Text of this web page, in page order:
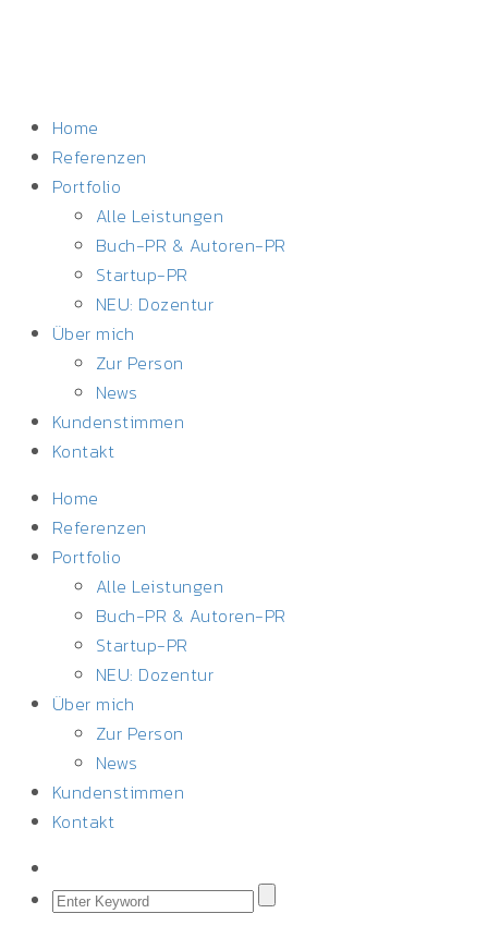
Home
Referenzen
Portfolio
Alle Leistungen
Buch-PR & Autoren-PR
Startup-PR
NEU: Dozentur
Über mich
Zur Person
News
Kundenstimmen
Kontakt
Home
Referenzen
Portfolio
Alle Leistungen
Buch-PR & Autoren-PR
Startup-PR
NEU: Dozentur
Über mich
Zur Person
News
Kundenstimmen
Kontakt